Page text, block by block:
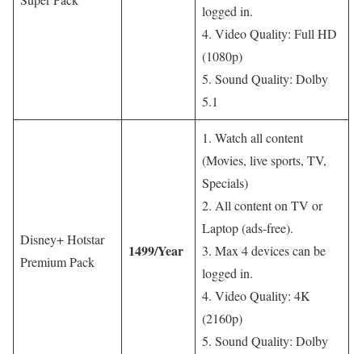
logged in.
4. Video Quality: Full HD
(1080p)
5. Sound Quality: Dolby
5.1
Disney+ Hotstar
Premium Pack
1499/Year
1. Watch all content
(Movies, live sports, TV,
Specials)
2. All content on TV or
Laptop (ads-free).
3. Max 4 devices can be
logged in.
4. Video Quality: 4K
(2160p)
5. Sound Quality: Dolby